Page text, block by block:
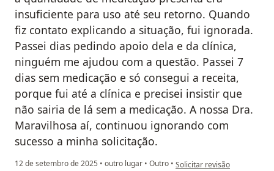
insuficiente para uso até seu retorno. Quando
fiz contato explicando a situação, fui ignorada.
Passei dias pedindo apoio dela e da clínica,
ninguém me ajudou com a questão. Passei 7
dias sem medicação e só consegui a receita,
porque fui até a clínica e precisei insistir que
não sairia de lá sem a medicação. A nossa Dra.
Maravilhosa aí, continuou ignorando com
sucesso a minha solicitação.
12 de setembro de 2025 • outro lugar • Outro • na opinião do utilizador
Solicitar revisão